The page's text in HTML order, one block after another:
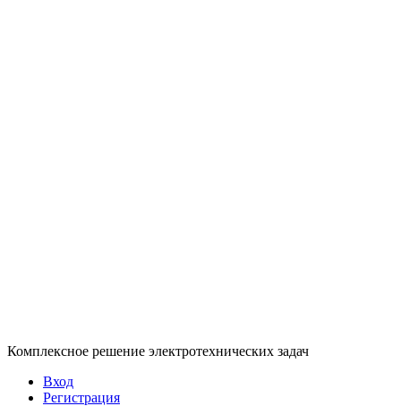
Комплексное решение электротехнических задач
Вход
Регистрация